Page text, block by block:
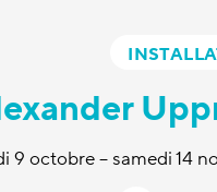
9 octobre – samedi 14